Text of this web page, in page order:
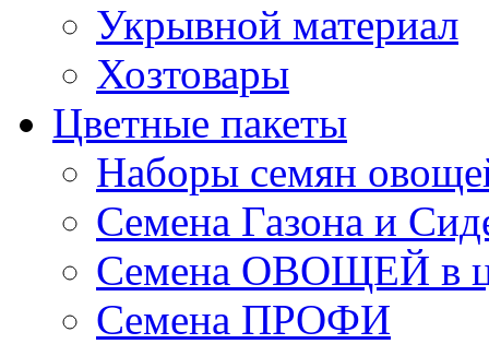
Укрывной материал
Хозтовары
Цветные пакеты
Наборы семян
Семена Газона и
Семена ОВОЩЕЙ в
Семена ПРОФИ